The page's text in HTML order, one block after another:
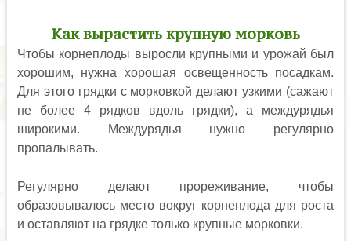
Как вырастить крупную морковь
Чтобы корнеплоды выросли крупными и урожай был
хорошим, нужна хорошая освещенность посадкам.
Для этого грядки с морковкой делают узкими (сажают
не более 4 рядков вдоль грядки), а междурядья
широкими. Междурядья нужно регулярно
пропалывать.
Регулярно делают прореживание, чтобы
образовывалось место вокруг корнеплода для роста
и оставляют на грядке только крупные морковки.